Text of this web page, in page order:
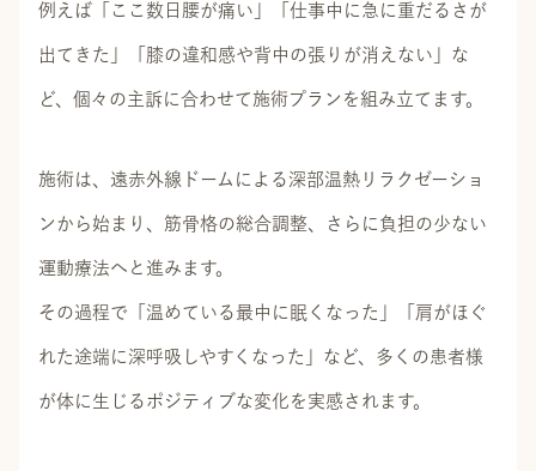
例えば「ここ数日腰が痛い」「仕事中に急に重だるさが
出てきた」「膝の違和感や背中の張りが消えない」な
ど、個々の主訴に合わせて施術プランを組み立てます。
施術は、遠赤外線ドームによる深部温熱リラクゼーショ
ンから始まり、筋骨格の総合調整、さらに負担の少ない
運動療法へと進みます。
その過程で「温めている最中に眠くなった」「肩がほぐ
れた途端に深呼吸しやすくなった」など、多くの患者様
が体に生じるポジティブな変化を実感されます。